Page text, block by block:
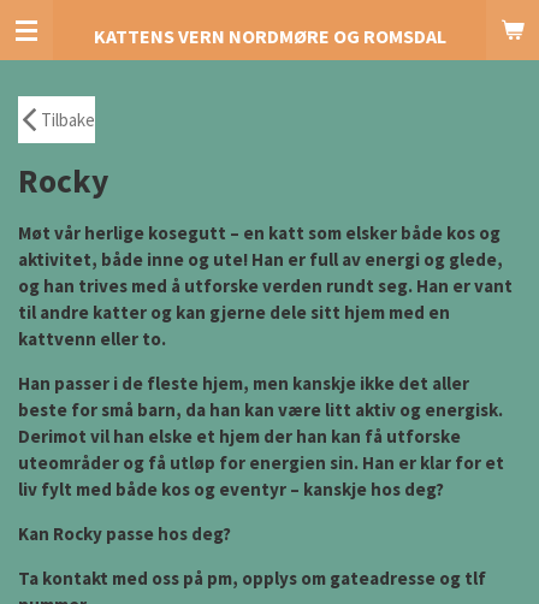
Gå
KATTENS VERN NORDMØRE OG ROMSDAL
Tilbake
Rocky
Møt vår herlige kosegutt – en katt som elsker både kos og
aktivitet, både inne og ute! Han er full av energi og glede,
og han trives med å utforske verden rundt seg. Han er vant
til andre katter og kan gjerne dele sitt hjem med en
kattvenn eller to.
Han passer i de fleste hjem, men kanskje ikke det aller
beste for små barn, da han kan være litt aktiv og energisk.
Derimot vil han elske et hjem der han kan få utforske
uteområder og få utløp for energien sin. Han er klar for et
liv fylt med både kos og eventyr – kanskje hos deg?
Kan Rocky passe hos deg?
Ta kontakt med oss på pm, opplys om gateadresse og tlf